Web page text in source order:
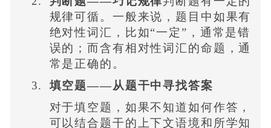
规律可循。一般来说，题目中如果有
绝对性词汇，比如“一定”，通常是错
误的；而含有相对性词汇的命题，通
常是正确的。
填空题——从题干中寻找答案
对于填空题，如果不知道如何作答，
可以结合题干的上下文语境和所学知